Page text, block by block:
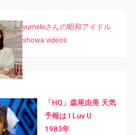
yumekiさんの昭和アイドル
showa videos
「HQ」森尾由美 天気
予報は I Luv U
1983年